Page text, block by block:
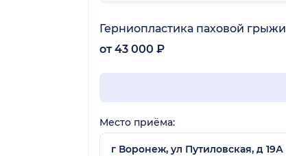
Герниопластика паховой грыжи
от 43 000 ₽
Место приёма:
г Воронеж, ул Путиловская, д 19А